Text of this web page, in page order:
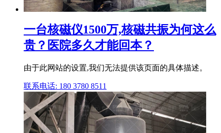
一台核磁仪1500万,核磁共振为何这么
贵？医院多久才能回本？
由于此网站的设置,我们无法提供该页面的具体描述。
联系电话: 180 3780 8511